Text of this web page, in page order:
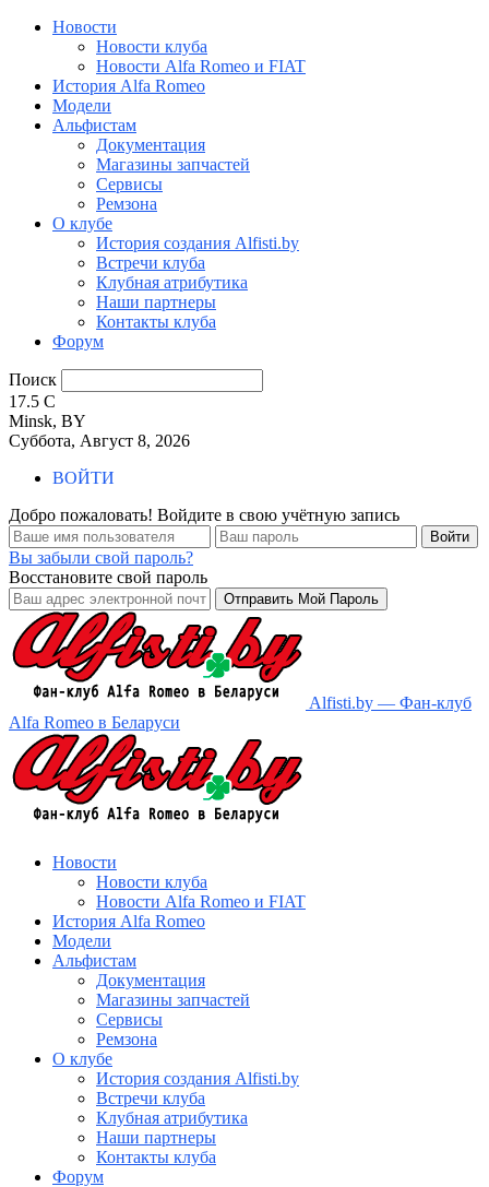
Новости
Новости клуба
Новости Alfa Romeo и FIAT
История Alfa Romeo
Модели
Альфистам
Документация
Магазины запчастей
Сервисы
Ремзона
О клубе
История создания Alfisti.by
Встречи клуба
Клубная атрибутика
Наши партнеры
Контакты клуба
Форум
Поиск
17.5 C
Minsk, BY
Суббота, Август 8, 2026
ВОЙТИ
Добро пожаловать! Войдите в свою учётную запись
Вы забыли свой пароль?
Восстановите свой пароль
Alfisti.by — Фан-клуб
Alfa Romeo в Беларуси
Новости
Новости клуба
Новости Alfa Romeo и FIAT
История Alfa Romeo
Модели
Альфистам
Документация
Магазины запчастей
Сервисы
Ремзона
О клубе
История создания Alfisti.by
Встречи клуба
Клубная атрибутика
Наши партнеры
Контакты клуба
Форум